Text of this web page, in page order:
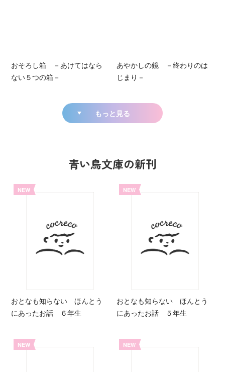
おそろし箱 －あけてはなら
ない５つの箱－
あやかしの鏡 －終わりのは
じまり－
もっと見る
青い鳥文庫の新刊
NEW
おとなも知らない ほんとう
にあったお話 ６年生
NEW
おとなも知らない ほんとう
にあったお話 ５年生
NEW NEW